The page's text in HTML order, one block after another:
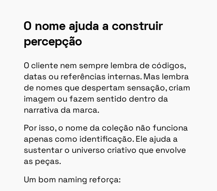
O nome ajuda a construir
percepção
O cliente nem sempre lembra de códigos,
datas ou referências internas. Mas lembra
de nomes que despertam sensação, criam
imagem ou fazem sentido dentro da
narrativa da marca.
Por isso, o nome da coleção não funciona
apenas como identificação. Ele ajuda a
sustentar o universo criativo que envolve
as peças.
Um bom naming reforça: